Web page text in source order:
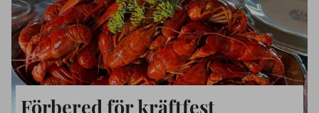
Förbered för kräftfest